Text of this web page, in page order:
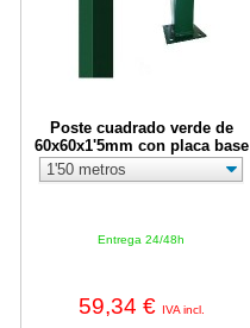
Poste cuadrado verde de
60x60x1'5mm con placa base
Entrega 24/48h
59,34 € IVA incl.